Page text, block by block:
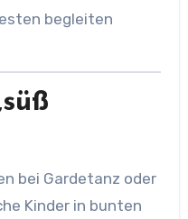
begleiten
bei Gardetanz oder
Kinder in bunten